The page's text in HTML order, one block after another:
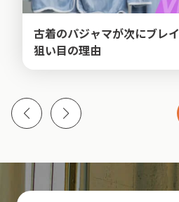
古着のパジャマが次にブレ
狙い目の理由